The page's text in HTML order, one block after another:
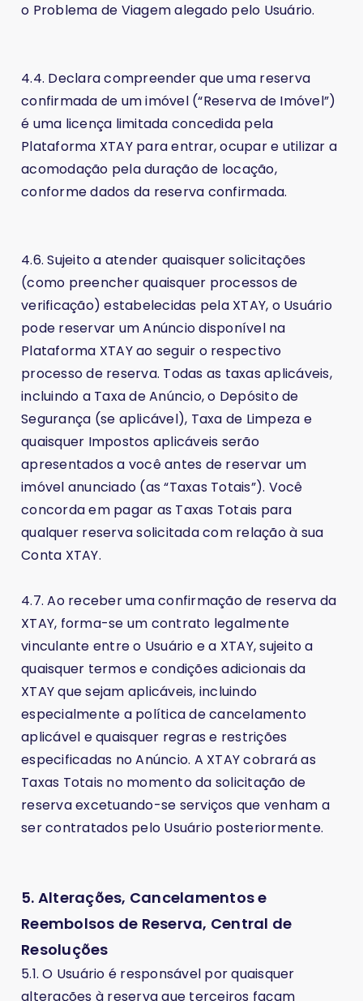
o Problema de Viagem alegado pelo Usuário.
4.4. Declara compreender que uma reserva
confirmada de um imóvel (“Reserva de Imóvel”)
é uma licença limitada concedida pela
Plataforma XTAY para entrar, ocupar e utilizar a
acomodação pela duração de locação,
conforme dados da reserva confirmada.
4.6. Sujeito a atender quaisquer solicitações
(como preencher quaisquer processos de
verificação) estabelecidas pela XTAY, o Usuário
pode reservar um Anúncio disponível na
Plataforma XTAY ao seguir o respectivo
processo de reserva. Todas as taxas aplicáveis,
incluindo a Taxa de Anúncio, o Depósito de
Segurança (se aplicável), Taxa de Limpeza e
quaisquer Impostos aplicáveis serão
apresentados a você antes de reservar um
imóvel anunciado (as “Taxas Totais”). Você
concorda em pagar as Taxas Totais para
qualquer reserva solicitada com relação à sua
Conta XTAY.
4.7. Ao receber uma confirmação de reserva da
XTAY, forma-se um contrato legalmente
vinculante entre o Usuário e a XTAY, sujeito a
quaisquer termos e condições adicionais da
XTAY que sejam aplicáveis, incluindo
especialmente a política de cancelamento
aplicável e quaisquer regras e restrições
especificadas no Anúncio. A XTAY cobrará as
Taxas Totais no momento da solicitação de
reserva excetuando-se serviços que venham a
ser contratados pelo Usuário posteriormente.
5. Alterações, Cancelamentos e
Reembolsos de Reserva, Central de
Resoluções
5.1. O Usuário é responsável por quaisquer
alterações à reserva que terceiros façam